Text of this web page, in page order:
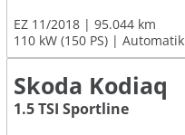
EZ 11/2018
95.044 km
110 kW (150 PS)
Automatik
Skoda Kodiaq
1.5 TSI Sportline